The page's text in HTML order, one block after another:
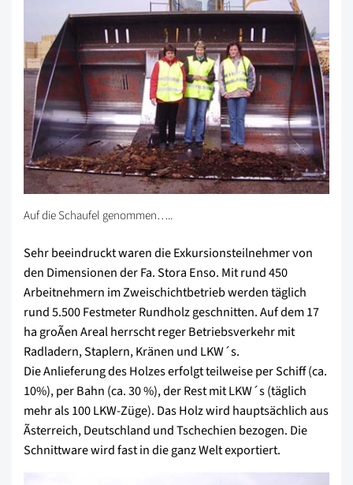
Auf die Schaufel genommen…..
Sehr beeindruckt waren die Exkursionsteilnehmer von
den Dimensionen der Fa. Stora Enso. Mit rund 450
Arbeitnehmern im Zweischichtbetrieb werden täglich
rund 5.500 Festmeter Rundholz geschnitten. Auf dem 17
ha groÃen Areal herrscht reger Betriebsverkehr mit
Radladern, Staplern, Kränen und LKW´s.
Die Anlieferung des Holzes erfolgt teilweise per Schiff (ca.
10%), per Bahn (ca. 30 %), der Rest mit LKW´s (täglich
mehr als 100 LKW-Züge). Das Holz wird hauptsächlich aus
Ãsterreich, Deutschland und Tschechien bezogen. Die
Schnittware wird fast in die ganz Welt exportiert.